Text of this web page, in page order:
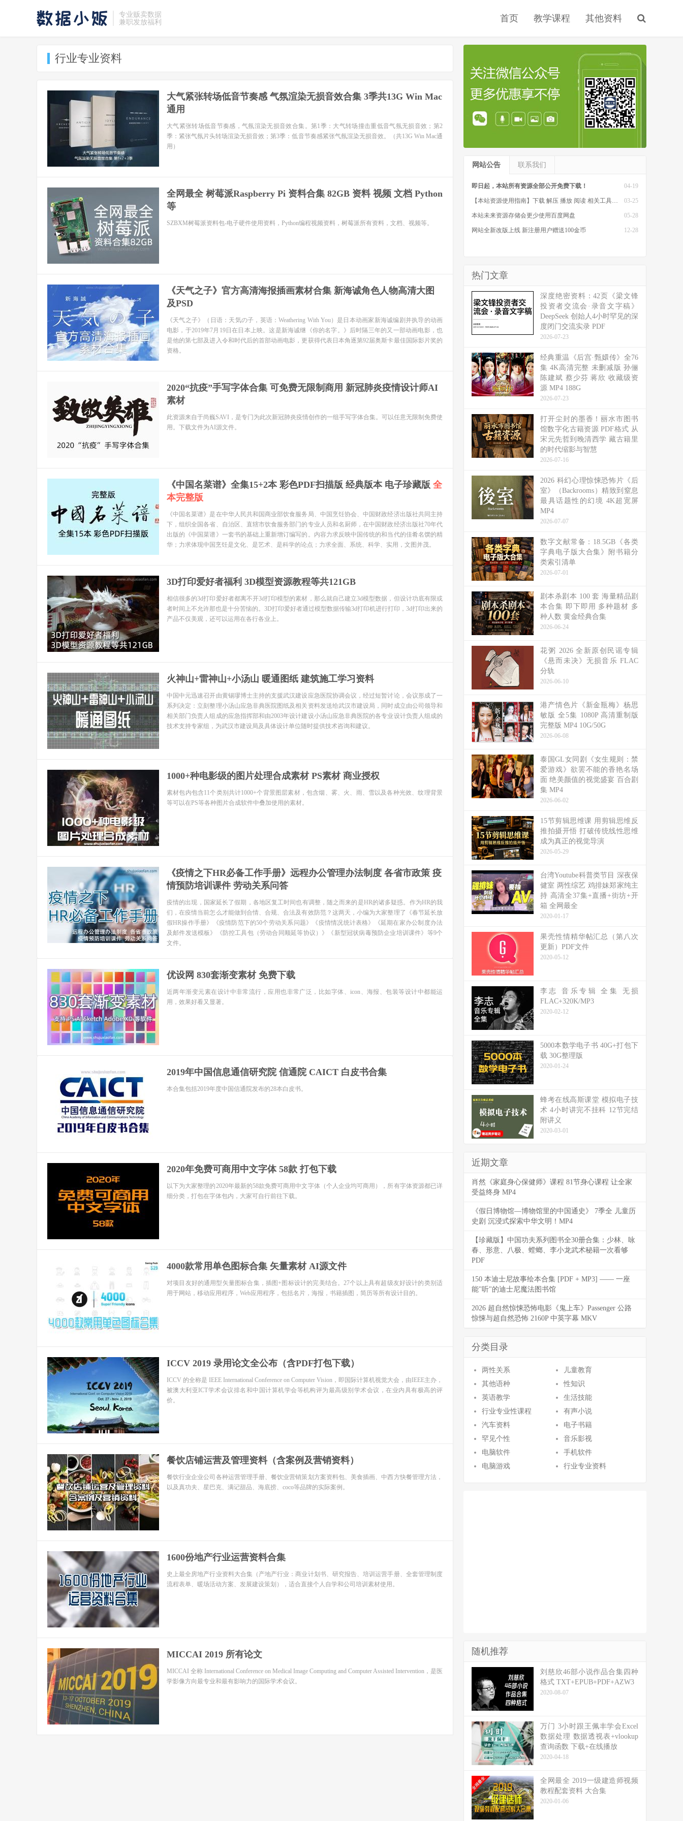
专业贩卖数据
兼职发放福利
首页 教学课程 其他资料
行业专业资料
大气紧张转场低音节奏感 气氛渲染无损音效合集 3季共13G Win Mac
通用
大气紧张转场低音节奏感，气氛渲染无损音效合集。第1季：大气转场撞击重低音气氛无损音效；第2
季：紧张气氛片头转场渲染无损音效；第3季：低音节奏感紧张气氛渲染无损音效。（共13G Win Mac通
用）
全网最全 树莓派Raspberry Pi 资料合集 82GB 资料 视频 文档 Python
等
SZBXM树莓派资料包-电子硬件使用资料，Python编程视频资料，树莓派所有资料，文档、视频等。
《天气之子》官方高清海报插画素材合集 新海诚角色人物高清大图
及PSD
《天气之子》（日语：天気の子，英语：Weathering With You）是日本动画家新海诚编剧并执导的动画
电影，于2019年7月19日在日本上映。这是新海诚继《你的名字。》后时隔三年的又一部动画电影，也
是他的第七部及进入令和时代后的首部动画电影，更获得代表日本角逐第92届奥斯卡最佳国际影片奖的
资格。
2020“抗疫”手写字体合集 可免费无限制商用 新冠肺炎疫情设计师AI
素材
此资源来自于尚巍SAVI，是专门为此次新冠肺炎疫情创作的一组手写字体合集。可以任意无限制免费使
用。下载文件为AI源文件。
《中国名菜谱》全集15+2本 彩色PDF扫描版 经典版本 电子珍藏版 全
本完整版
《中国名菜谱》是在中华人民共和国商业部饮食服务局、中国烹饪协会、中国财政经济出版社共同主持
下，组织全国各省、自治区、直辖市饮食服务部门的专业人员和名厨师，在中国财政经济出版社70年代
出版的《中国菜谱》一套书的基础上重新增订编写的。内容力求反映中国传统的和当代的佳肴名馔的精
华；力求体现中国烹饪是文化、是艺术、是科学的论点；力求全面、系统、科学、实用，文图并茂。
3D打印爱好者福利 3D模型资源教程等共121GB
相信很多的3d打印爱好者都离不开3d打印模型的素材，那么就自己建立3d模型数据，但设计功底有限或
者时间上不允许那也是十分苦恼的。3D打印爱好者通过模型数据传输3d打印机进行打印，3d打印出来的
产品不仅美观，还可以运用在各行各业上。
火神山+雷神山+小汤山 暖通图纸 建筑施工学习资料
中国中元迅速召开由黄锡璆博士主持的支援武汉建设应急医院协调会议，经过短暂讨论，会议形成了一
系列决定：立刻整理小汤山应急非典医院图纸及相关资料发送给武汉市建设局，同时成立由公司领导和
相关部门负责人组成的应急指挥部和由2003年设计建设小汤山应急非典医院的各专业设计负责人组成的
技术支持专家组，为武汉市建设局及具体设计单位随时提供技术咨询和建议。
1000+种电影级的图片处理合成素材 PS素材 商业授权
素材包内包含11个类别共计1000+个背景图层素材，包含烟、雾、火、雨、雪以及各种光效、纹理背景
等可以在PS等各种图片合成软件中叠加使用的素材。
《疫情之下HR必备工作手册》远程办公管理办法制度 各省市政策 疫
情预防培训课件 劳动关系问答
疫情的出现，国家延长了假期，各地区复工时间也有调整，随之而来的是HR的诸多疑惑。作为HR的我
们，在疫情当前怎么才能做到合情、合规、合法及有效防范？这两天，小编为大家整理了《春节延长放
假HR操作手册》《疫情防范下的50个劳动关系问题》《疫情情况统计表格》《延期在家办公制度办法
及邮件发送模板》《防控工具包（劳动合同顺延等协议）》《新型冠状病毒预防企业培训课件》等9个
文件。
优设网 830套渐变素材 免费下载
近两年渐变元素在设计中非常流行，应用也非常广泛，比如字体、icon、海报、包装等设计中都能运
用，效果好看又显著。
2019年中国信息通信研究院 信通院 CAICT 白皮书合集
本合集包括2019年度中国信通院发布的28本白皮书。
2020年免费可商用中文字体 58款 打包下载
以下为大家整理的2020年最新的58款免费可商用中文字体（个人企业均可商用），所有字体资源都已详
细分类，打包在字体包内，大家可自行前往下载。
4000款常用单色图标合集 矢量素材 AI源文件
对项目友好的通用型矢量图标合集，插图+图标设计的完美结合。27个以上具有超级友好设计的类别适
用于网站，移动应用程序，Web应用程序，包括名片，海报，书籍插图，简历等所有设计目的。
ICCV 2019 录用论文全公布（含PDF打包下载）
ICCV 的全称是 IEEE International Conference on Computer Vision，即国际计算机视觉大会，由IEEE主办，
被澳大利亚ICT学术会议排名和中国计算机学会等机构评为最高级别学术会议，在业内具有极高的评
价。
餐饮店铺运营及管理资料（含案例及营销资料）
餐饮行业企业公司各种运营管理手册、餐饮业营销策划方案资料包、美食插画、中西方快餐管理方法，
以及真功夫、星巴克、满记甜品、海底捞、coco等品牌的实际案例。
1600份地产行业运营资料合集
史上最全房地产行业资料大合集（产地产行业：商业计划书、研究报告、培训运营手册、全套管理制度
流程表单、暖场活动方案、发展建设策划），适合直接个人自学和公司培训素材使用。
MICCAI 2019 所有论文
MICCAI 全称 International Conference on Medical Image Computing and Computer Assisted Intervention，是医
学影像方向最专业和最有影响力的国际学术会议。
网站公告 联系我们
04-19
即日起，本站所有资源全部公开免费下载！
03-25
【本站资源使用指南】下载 解压 播放 阅读 相关工具软件
05-28
本站未来资源存储会更少使用百度网盘
12-28
网站全新改版上线 新注册用户赠送100金币
热门文章
深度绝密资料：42页《梁文锋
投资者交流会·录音文字稿》
DeepSeek 创始人4小时罕见的深
度闭门交流实录 PDF
2026-07-23
经典重温《后宫·甄嬛传》全76
集 4K高清完整 未删减版 孙俪
陈建斌 蔡少芬 蒋欣 收藏级资
源 MP4 188G
2026-07-23
打开尘封的墨香！丽水市图书
馆数字化古籍资源 PDF格式 从
宋元先哲到晚清西学 藏古籍里
的时代缩影与智慧
2026-07-16
2026 科幻心理惊悚恐怖片《后
室》（Backrooms）精致到窒息
最具话题性的幻境 4K超宽屏
MP4
2026-07-07
数字文献常备：18.5GB《各类
字典电子版大合集》附书籍分
类索引清单
2026-07-01
剧本杀剧本 100 套 海量精品剧
本合集 即下即用 多种题材 多
种人数 黄金经典合集
2026-06-24
花粥 2026 全新原创民谣专辑
《悬而未决》无损音乐 FLAC
分轨
2026-06-10
港产情色片《新金瓶梅》杨思
敏版 全5集 1080P 高清重制版
完整版 MP4 10G/50G
2026-06-08
泰国GL女同剧《女生规则：禁
爱游戏》欲罢不能的香艳名场
面 绝美颜值的视觉盛宴 百合剧
集 MP4
2026-06-02
15节剪辑思维课 用剪辑思维反
推拍摄开悟 打破传统线性思维
成为真正的视觉导演
2026-05-29
台湾Youtube科普类节目 深夜保
健室 两性综艺 鸡排妹郑家纯主
持 高清全37集+直播+街坊+开
箱 全网最全
2020-01-17
果壳性情精华帖汇总（第八次
更新）PDF文件
2020-05-12
李志 音乐专辑 全集 无损
FLAC+320K/MP3
2020-02-12
5000本数学电子书 40G+打包下
载 30G整理版
2020-01-24
蜂考在线高斯课堂 模拟电子技
术 4小时讲完不挂科 12节完结
附讲义
2020-03-01
近期文章
肖然《家庭身心保健师》课程 81节身心课程 让全家
受益终身 MP4
《假日博物馆—博物馆里的中国通史》 7季全 儿童历
史剧 沉浸式探索中华文明！MP4
【珍藏版】中国功夫系列图书全30册合集：少林、咏
春、形意、八极、螳螂、李小龙武术秘籍一次看够
PDF
150 本迪士尼故事绘本合集 [PDF + MP3] —— 一座
能"听"的迪士尼魔法图书馆
2026 超自然惊悚恐怖电影《鬼上车》Passenger 公路
惊悚与超自然恐怖 2160P 中英字幕 MKV
分类目录
两性关系
儿童教育
其他语种
性知识
英语教学
生活技能
行业专业性课程
有声小说
汽车资料
电子书籍
罕见个性
音乐影视
电脑软件
手机软件
电脑游戏
行业专业资料
随机推荐
刘慈欣46部小说作品合集四种
格式 TXT+EPUB+PDF+AZW3
2020-08-07
万门 3小时跟王佩丰学会Excel
数据处理 数据透视表+vlookup
查询函数 下载+在线播放
2020-04-18
全网最全 2019一级建造师视频
教程配套资料 大合集
2020-01-06